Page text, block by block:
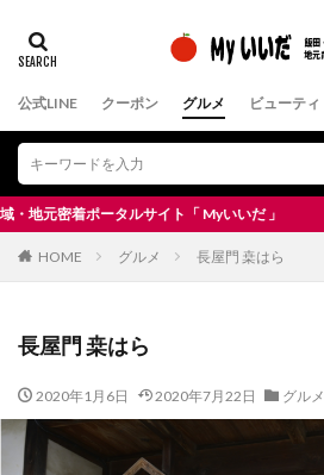
公式LINE クーポン グルメ ビューティ
着ポータルサイト「 Myいいだ 」
HOME グルメ 長屋門 桒はら
長屋門 桒はら
2020年1月6日 2020年7月22日 グルメ